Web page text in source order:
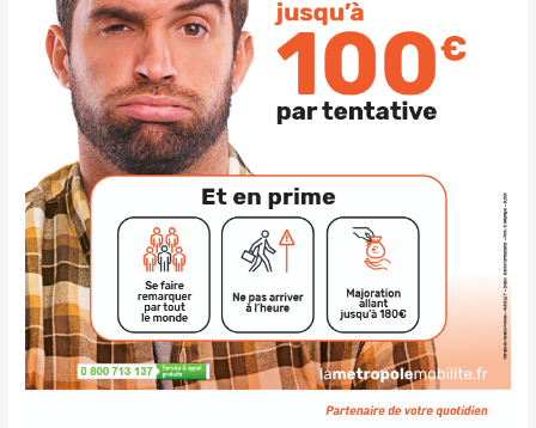
COMMUN
ENJEU
COLLECTIF
￼